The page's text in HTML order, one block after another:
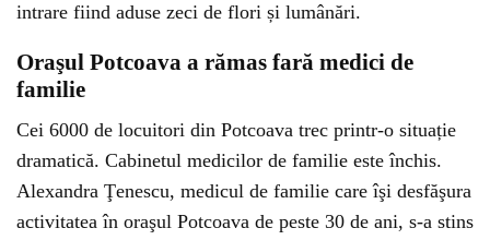
intrare fiind aduse zeci de flori și lumânări.
Oraşul Potcoava a rămas fară medici de
familie
Cei 6000 de locuitori din Potcoava trec printr-o situație
dramatică. Cabinetul medicilor de familie este închis.
Alexandra Ţenescu, medicul de familie care îşi desfăşura
activitatea în oraşul Potcoava de peste 30 de ani, s-a stins